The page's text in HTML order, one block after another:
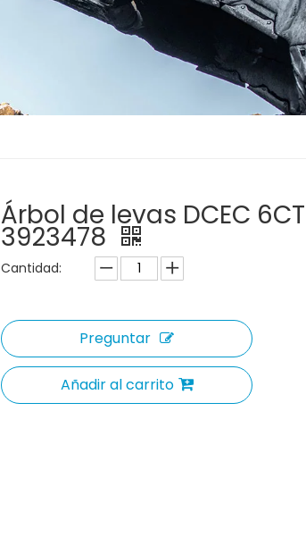
Árbol de levas DCEC 6CT
3923478
Cantidad:
Preguntar
Añadir al carrito